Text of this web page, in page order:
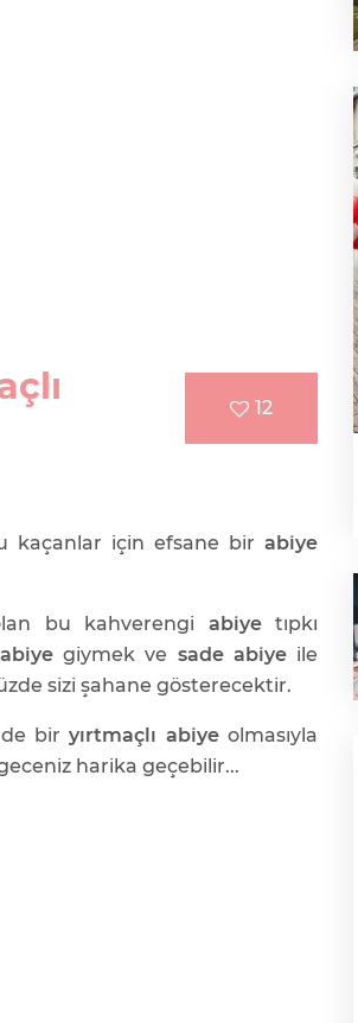
12
kaçanlar için efsane bir abiye
bu kahverengi abiyetıpkı
giymek ve sade abiyeile
sizi şahane gösterecektir.
biryırtmaçlı abiyeolmasıyla
harika geçebilir...